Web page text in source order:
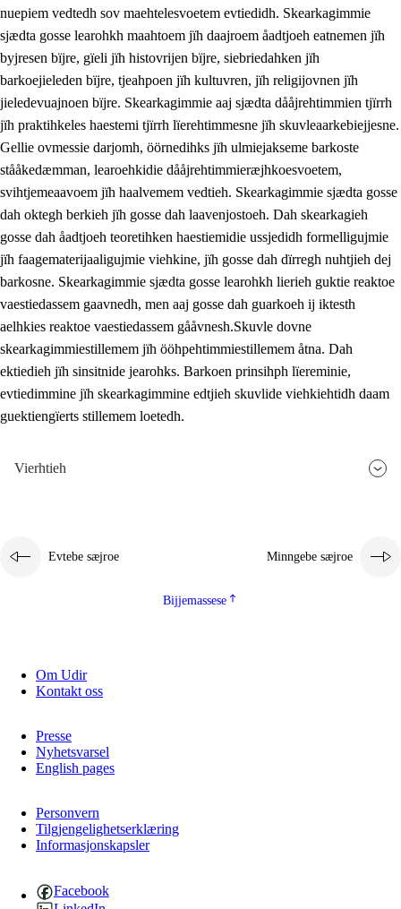
nuepiem vedtedh sov maehtelesvoetem evtiedidh. Skearkagimmie
sjædta gosse learohkh maahtoem jïh daajroem åadtjoeh eatnemen jïh
byjresen bïjre, gïeli jïh histovrijen bïjre, siebriedahken jïh
barkoejieleden bïjre, tjeahpoen jïh kultuvren, jïh religijovnen jïh
jieledevuajnoen bïjre. Skearkagimmie aaj sjædta dååjrehtimmien tjïrrh
jïh praktihkeles haestemi tjïrrh lïerehtimmesne jïh skuvleaarkebiejjesne.
Gellie ovmessie darjomh, öörnedihks jïh ulmiejakseme barkoste
stååkedæmman, learoehkidie dååjrehtimmieræjhkoesvoetem,
svihtjemeaavoem jïh haalvemem vedtieh. Skearkagimmie sjædta gosse
dah oktegh berkieh jïh gosse dah laavenjostoeh. Dah skearkagieh
gosse dah åadtjoeh teoretihken haestiemidie ussjedidh formelligujmie
jïh faagematerijaaligujmie viehkine, jïh gosse dah dïrregh nuhtjieh dej
barkosne. Skearkagimmie sjædta gosse learohkh lierieh guktie reaktoe
vaestiedassem gaavnedh, men aaj gosse dah guarkoeh ij iktesth
aelhkies reaktoe vaestiedassem gååvnesh.Skuvle dovne
skearkagimmiestillemem jïh ööhpehtimmiestillemem åtna. Dah
ektiedieh jïh sinsitnide jearohks. Barkoen prinsihph lïereminie,
evtiedimmine jïh skearkagimmine edtjieh skuvlide viehkiehtidh daam
guektiengïerts stillemem loetedh.
Vierhtieh
Evtebe sæjroe Minngebe sæjroe
Bijjemassese
Om Udir
Kontakt oss
Presse
Nyhetsvarsel
English pages
Personvern
Tilgjengelighetserklæring
Informasjonskapsler
Facebook